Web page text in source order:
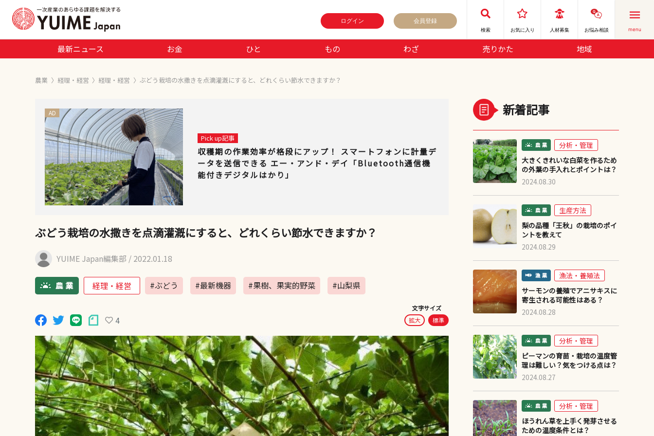
ログイン 会員登録
検索 お気に⼊り 人材募集 お悩み相談 menu
最新ニュース お金 ひと もの わざ 売りかた 地域
農業 〉 経理・経営 〉 経理・経営 〉 ぶどう栽培の水撒きを点滴灌漑にすると、どれくらい節水できますか？
AD
Pick up記事
収穫期の作業効率が格段にアップ！ スマートフォンに計量デ
ータを送信できる エー・アンド・デイ「Bluetooth通信機
能付きデジタルはかり」
ぶどう栽培の水撒きを点滴灌漑にすると、どれくらい節水できますか？
YUIME Japan編集部 / 2022.01.18
経理・経営 #ぶどう #最新機器 #果樹、果実的野菜 #山梨県
4
文字サイズ
拡大
標準
新着記事
分析・管理
大きくきれいな白菜を作るため
の外葉の手入れとポイントは？
2024.08.30
生産方法
梨の品種「王秋」の栽培のポイ
ントを教えて
2024.08.29
漁法・養殖法
サーモンの養殖でアニサキスに
寄生される可能性はある？
2024.08.28
分析・管理
ピーマンの育苗・栽培の温度管
理は難しい？気をつける点は？
2024.08.27
分析・管理
ほうれん草を上手く発芽させる
ための温度条件とは？